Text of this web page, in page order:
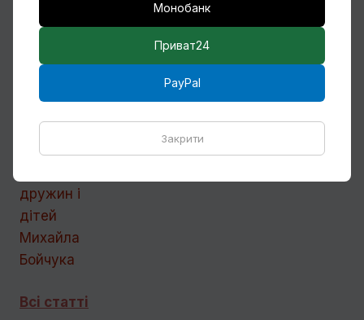
Кілька слів про дружин і дітей Михайла
Всі статті
Монобанк
Приват24
PayPal
Закрити